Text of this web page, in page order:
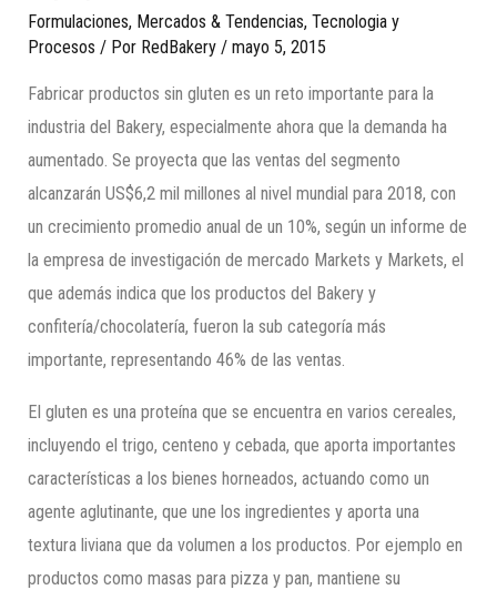
Formulaciones, Mercados & Tendencias,Tecnologia y
Procesos / Por RedBakery /mayo 5, 2015
Fabricar productos sin gluten es un reto importante para la
industria del Bakery, especialmente ahora que la demanda ha
aumentado. Se proyecta que las ventas del segmento
alcanzarán US$6,2 mil millones al nivel mundial para 2018, con
un crecimiento promedio anual de un 10%, según un informe de
la empresa de investigación de mercado Markets y Markets, el
que además indica que los productos del Bakery y
confitería/chocolatería, fueron la sub categoría más
importante, representando 46% de las ventas.
El gluten es una proteína que se encuentra en varios cereales,
incluyendo el trigo, centeno y cebada, que aporta importantes
características a los bienes horneados, actuando como un
agente aglutinante, que une los ingredientes y aporta una
textura liviana que da volumen a los productos. Por ejemplo en
productos como masas para pizza y pan, mantiene su